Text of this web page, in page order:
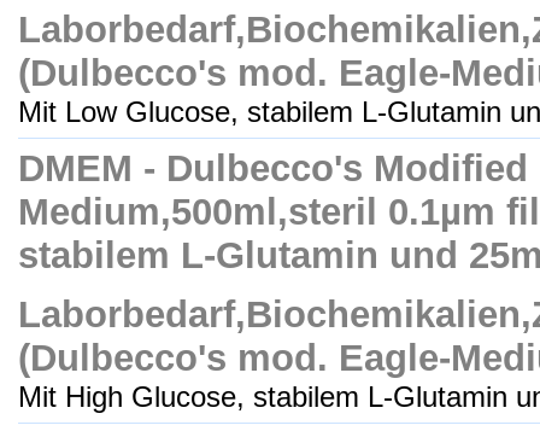
(Dulbecco's mod. Eagle-
Mit Low Glucose, stabilem L-Glutamin
DMEM - Dulbecco's Modified
Medium,500ml,steril 0.1µm
stabilem L-Glutamin und
(Dulbecco's mod. Eagle-
Mit High Glucose, stabilem L-Glutamin